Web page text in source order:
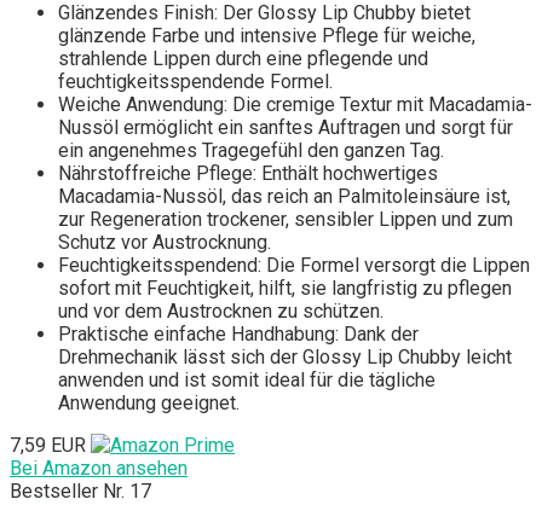
Glänzendes Finish: Der Glossy Lip Chubby bietet
glänzende Farbe und intensive Pflege für weiche,
strahlende Lippen durch eine pflegende und
feuchtigkeitsspendende Formel.
Weiche Anwendung: Die cremige Textur mit Macadamia-
Nussöl ermöglicht ein sanftes Auftragen und sorgt für
ein angenehmes Tragegefühl den ganzen Tag.
Nährstoffreiche Pflege: Enthält hochwertiges
Macadamia-Nussöl, das reich an Palmitoleinsäure ist,
zur Regeneration trockener, sensibler Lippen und zum
Schutz vor Austrocknung.
Feuchtigkeitsspendend: Die Formel versorgt die Lippen
sofort mit Feuchtigkeit, hilft, sie langfristig zu pflegen
und vor dem Austrocknen zu schützen.
Praktische einfache Handhabung: Dank der
Drehmechanik lässt sich der Glossy Lip Chubby leicht
anwenden und ist somit ideal für die tägliche
Anwendung geeignet.
7,59 EUR
Bei Amazon ansehen
Bestseller Nr. 17